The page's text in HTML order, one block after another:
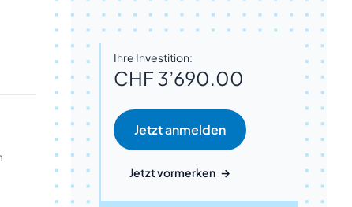
Ihre Investition:
CHF 3’690.00
Jetzt vormerken →